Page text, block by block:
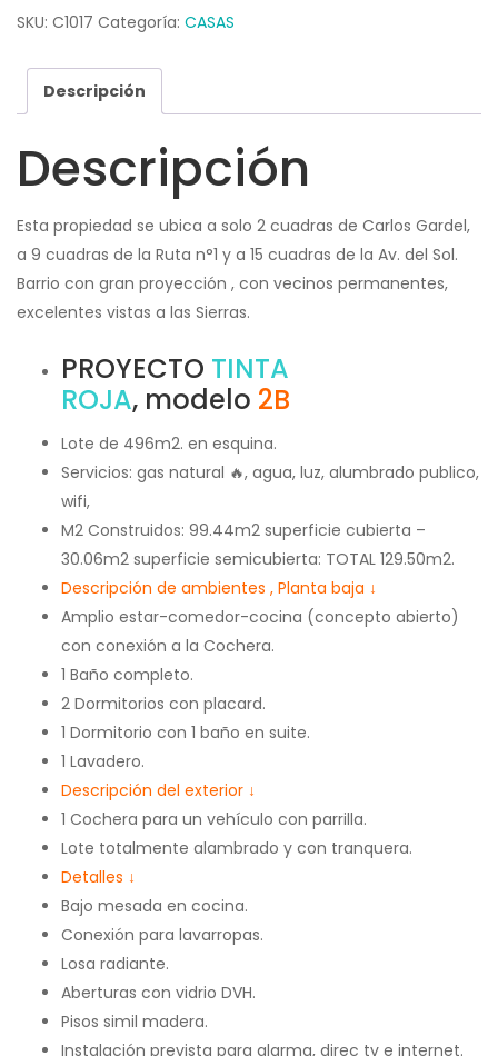
SKU: C1017 Categoría: CASAS
Descripción
Descripción
Esta propiedad se ubica a solo 2 cuadras de Carlos Gardel,
a 9 cuadras de la Ruta n°1 y a 15 cuadras de la Av. del Sol.
Barrio con gran proyección , con vecinos permanentes,
excelentes vistas a las Sierras.
PROYECTO TINTA
ROJA, modelo 2B
Lote de 496m2. en esquina.
Servicios: gas natural 🔥, agua, luz, alumbrado publico,
wifi,
M2 Construidos: 99.44m2 superficie cubierta –
30.06m2 superficie semicubierta: TOTAL 129.50m2.
Descripción de ambientes , Planta baja ↓
Amplio estar-comedor-cocina (concepto abierto)
con conexión a la Cochera.
1 Baño completo.
2 Dormitorios con placard.
1 Dormitorio con 1 baño en suite.
1 Lavadero.
Descripción del exterior ↓
1 Cochera para un vehículo con parrilla.
Lote totalmente alambrado y con tranquera.
Detalles ↓
Bajo mesada en cocina.
Conexión para lavarropas.
Losa radiante.
Aberturas con vidrio DVH.
Pisos simil madera.
Instalación prevista para alarma, direc tv e internet.